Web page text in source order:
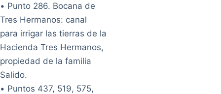
• Punto 286. Bocana de
Tres Hermanos: canal
para irrigar las tierras de la
Hacienda Tres Hermanos,
propiedad de la familia
Salido.
• Puntos 437, 519, 575,